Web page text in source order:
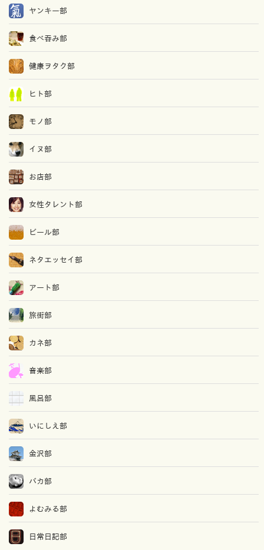
ヤンキー部
食べ吞み部
健康ヲタク部
ヒト部
モノ部
イヌ部
お店部
女性タレント部
ビール部
ネタエッセイ部
アート部
旅街部
カネ部
音楽部
風呂部
いにしえ部
金沢部
バカ部
よむみる部
日常日記部